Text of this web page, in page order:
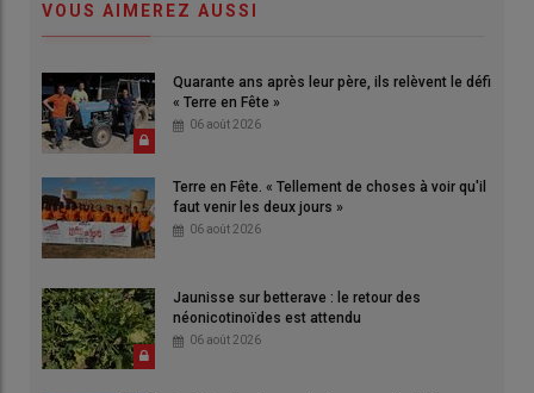
VOUS AIMEREZ AUSSI
Quarante ans après leur père, ils relèvent le défi
« Terre en Fête »
06 août 2026
Terre en Fête. « Tellement de choses à voir qu'il
faut venir les deux jours »
06 août 2026
Jaunisse sur betterave : le retour des
néonicotinoïdes est attendu
06 août 2026